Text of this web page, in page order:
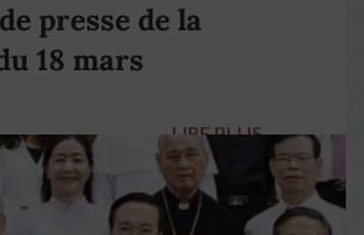
presse de la
18 mars
LIRE PLUS →